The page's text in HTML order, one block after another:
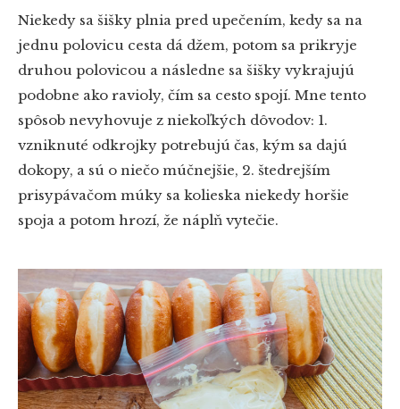
Niekedy sa šišky plnia pred upečením, kedy sa na
jednu polovicu cesta dá džem, potom sa prikryje
druhou polovicou a následne sa šišky vykrajujú
podobne ako ravioly, čím sa cesto spojí. Mne tento
spôsob nevyhovuje z niekoľkých dôvodov: 1.
vzniknuté odkrojky potrebujú čas, kým sa dajú
dokopy, a sú o niečo múčnejšie, 2. štedrejším
prisypávačom múky sa kolieska niekedy horšie
spoja a potom hrozí, že náplň vytečie.